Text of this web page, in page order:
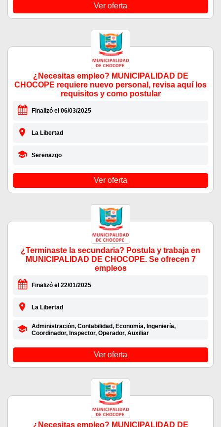
Ver oferta
¿Necesitas empleo? MUNICIPALIDAD DE
CHOCOPE requiere nuevo personal, revisa aquí los
requisitos y como postular
Finalizó el 06/03/2025
La Libertad
Serenazgo
Ver oferta
¿Terminaste la secundaria? Postula y trabaja en
MUNICIPALIDAD DE CHOCOPE. Se ofrecen 7
empleos
Finalizó el 22/01/2025
La Libertad
Administración, Contabilidad, Economía, Ingeniería,
Coordinador, Inspector, Operador, Auxiliar
Ver oferta
¿Necesitas empleo? MUNICIPALIDAD DE